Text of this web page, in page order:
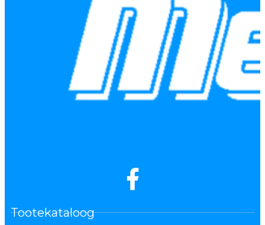
Tootekataloog